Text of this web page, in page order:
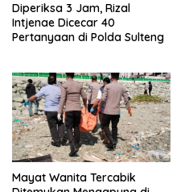
Diperiksa 3 Jam, Rizal
Intjenae Dicecar 40
Pertanyaan di Polda Sulteng
Mayat Wanita Tercabik